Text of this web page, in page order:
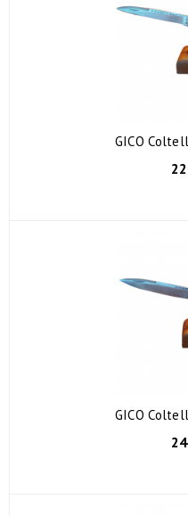
GICO
GICO